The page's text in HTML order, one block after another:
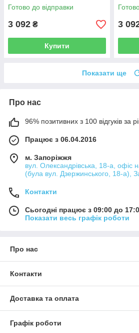
Готово до відправки
3 092 ₴
Купити
3
Показати ще
Про нас
96% позитивних з 100 відгуків за
Працює з 06.04.2016
м. Запоріжжя
вул. Олександрівська, 18-а, офіс
(була вул. Дзержинського, 18-а),
Контакти
Сьогодні працює з 09:00 до
Показати весь графік роботи
Про нас
Контакти
Доставка та оплата
Графік роботи